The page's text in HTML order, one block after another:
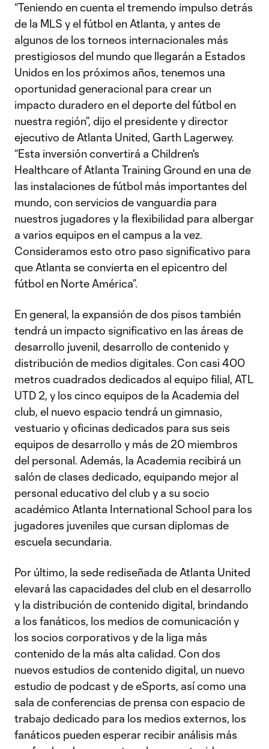
“Teniendo en cuenta el tremendo impulso detrás
de la MLS y el fútbol en Atlanta, y antes de
algunos de los torneos internacionales más
prestigiosos del mundo que llegarán a Estados
Unidos en los próximos años, tenemos una
oportunidad generacional para crear un
impacto duradero en el deporte del fútbol en
nuestra región”, dijo el presidente y director
ejecutivo de Atlanta United, Garth Lagerwey.
“Esta inversión convertirá a Children's
Healthcare of Atlanta Training Ground en una de
las instalaciones de fútbol más importantes del
mundo, con servicios de vanguardia para
nuestros jugadores y la flexibilidad para albergar
a varios equipos en el campus a la vez.
Consideramos esto otro paso significativo para
que Atlanta se convierta en el epicentro del
fútbol en Norte América”.
En general, la expansión de dos pisos también
tendrá un impacto significativo en las áreas de
desarrollo juvenil, desarrollo de contenido y
distribución de medios digitales. Con casi 400
metros cuadrados dedicados al equipo filial, ATL
UTD 2, y los cinco equipos de la Academia del
club, el nuevo espacio tendrá un gimnasio,
vestuario y oficinas dedicados para sus seis
equipos de desarrollo y más de 20 miembros
del personal. Además, la Academia recibirá un
salón de clases dedicado, equipando mejor al
personal educativo del club y a su socio
académico Atlanta International School para los
jugadores juveniles que cursan diplomas de
escuela secundaria.
Por último, la sede rediseñada de Atlanta United
elevará las capacidades del club en el desarrollo
y la distribución de contenido digital, brindando
a los fanáticos, los medios de comunicación y
los socios corporativos y de la liga más
contenido de la más alta calidad. Con dos
nuevos estudios de contenido digital, un nuevo
estudio de podcast y de eSports, así como una
sala de conferencias de prensa con espacio de
trabajo dedicado para los medios externos, los
fanáticos pueden esperar recibir análisis más